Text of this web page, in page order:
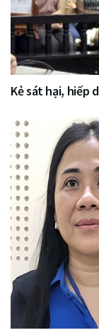
Kẻ sát hại, hiếp